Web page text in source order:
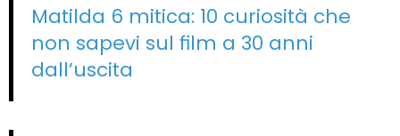
Matilda 6 mitica: 10 curiosità che
non sapevi sul film a 30 anni
dall’uscita